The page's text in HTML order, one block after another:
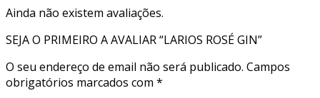
Ainda não existem avaliações.
SEJA O PRIMEIRO A AVALIAR “LARIOS ROSÉ GIN”
O seu endereço de email não será publicado. Campos
obrigatórios marcados com *